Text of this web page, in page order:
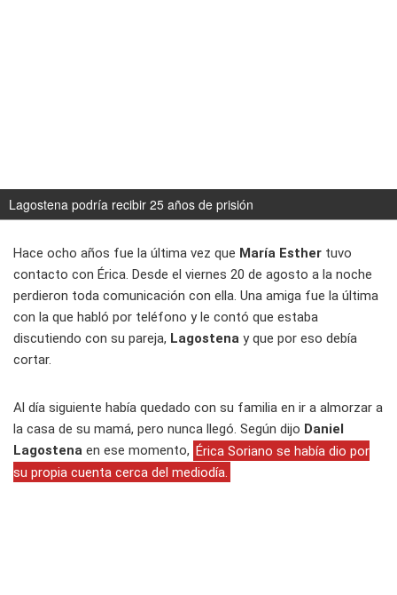
Lagostena podría recibir 25 años de prisión
Hace ocho años fue la última vez que María Esther tuvo
contacto con Érica. Desde el viernes 20 de agosto a la noche
perdieron toda comunicación con ella. Una amiga fue la última
con la que habló por teléfono y le contó que estaba
discutiendo con su pareja, Lagostena y que por eso debía
cortar.
Al día siguiente había quedado con su familia en ir a almorzar a
la casa de su mamá, pero nunca llegó. Según dijo Daniel
Lagostena en ese momento, Érica Soriano se había dio por
su propia cuenta cerca del mediodía.